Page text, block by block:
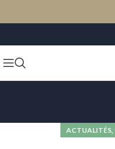
ACTUALITÉS,